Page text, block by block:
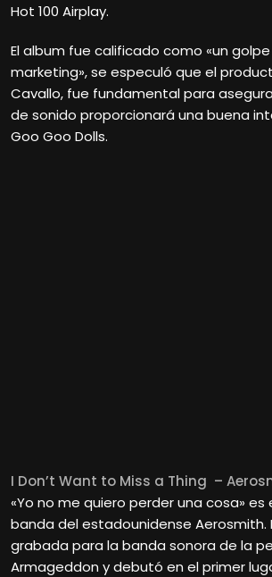
Hot 100 Airplay.
El album fue calificado como «un
marketing», se especuló que el
Cavallo, fue fundamental para
de sonido proporcionará una buena
Goo Goo Dolls.
I Don’t Want to Miss a Thing –
«Yo no me quiero perder una cosa» es
banda del estadounidense Aerosmith.
grabada para la banda sonora de la
Armageddon y debutó en el primer